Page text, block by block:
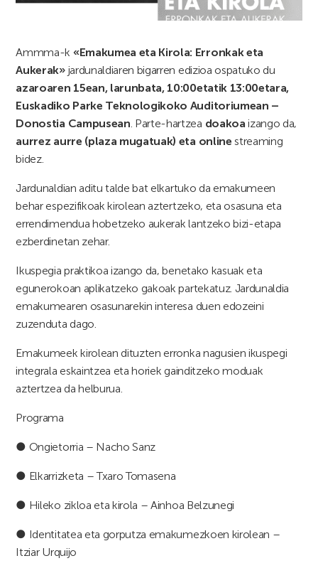
Ammma-k «Emakumea eta Kirola: Erronkak eta
Aukerak»jardunaldiaren bigarren edizioa ospatuko du
azaroaren 15ean, larunbata, 10:00etatik 13:00etara,
Euskadiko Parke Teknologikoko Auditoriumean –
Donostia Campusean . Parte-hartzea doakoa izango da,
aurrez aurre (plaza mugatuak) eta onlinestreaming
bidez.
Jardunaldian aditu talde bat elkartuko da emakumeen
behar espezifikoak kirolean aztertzeko, eta osasuna eta
errendimendua hobetzeko aukerak lantzeko bizi-etapa
ezberdinetan zehar.
Ikuspegia praktikoa izango da, benetako kasuak eta
egunerokoan aplikatzeko gakoak partekatuz. Jardunaldia
emakumearen osasunarekin interesa duen edozeini
zuzenduta dago.
Emakumeek kirolean dituzten erronka nagusien ikuspegi
integrala eskaintzea eta horiek gainditzeko moduak
aztertzea da helburua.
Programa
● Ongietorria – Nacho Sanz
● Elkarrizketa – Txaro Tomasena
● Hileko zikloa eta kirola – Ainhoa Belzunegi
● Identitatea eta gorputza emakumezkoen kirolean –
Itziar Urquijo